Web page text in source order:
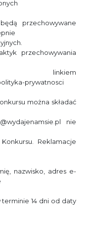
przechowywane
przechowywania
linkiem
prywatnosci
można składać
nie
Reklamacje
nazwisko, adres e-
14 dni od daty